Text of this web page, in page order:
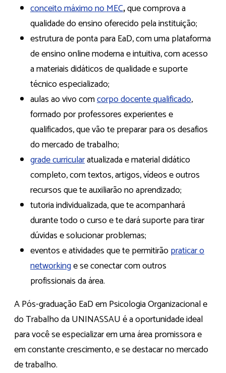
conceito máximo no MEC,que comprova a
qualidade do ensino oferecido pela instituição;
estrutura de ponta para EaD, com uma plataforma
de ensino online moderna e intuitiva, com acesso
a materiais didáticos de qualidade e suporte
técnico especializado;
aulas ao vivo comcorpo docente qualificado,
formado por professores experientes e
qualificados, que vão te preparar para os desafios
do mercado de trabalho;
grade curricularatualizada e material didático
completo, com textos, artigos, vídeos e outros
recursos que te auxiliarão no aprendizado;
tutoria individualizada, que te acompanhará
durante todo o curso e te dará suporte para tirar
dúvidas e solucionar problemas;
eventos e atividades que te permitirãopraticar o
networkinge se conectar com outros
profissionais da área.
A Pós-graduação EaD em Psicologia Organizacional e
do Trabalho da UNINASSAU é a oportunidade ideal
para você se especializar em uma área promissora e
em constante crescimento, e se destacar no mercado
de trabalho.